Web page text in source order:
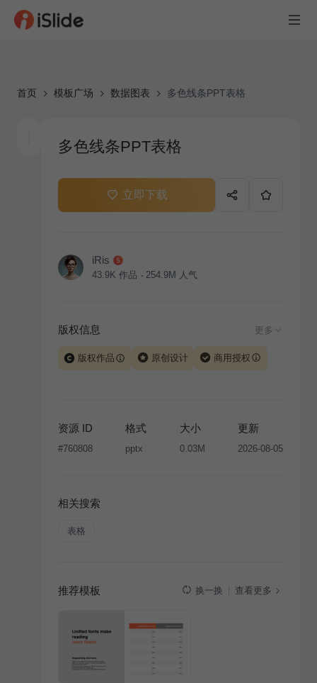
首页 模板广场 数据图表 多色线条PPT表格
多色线条PPT表格
立即下载
iRis
43.9K 作品 254.9M 人气
版权信息 更多
版权作品 原创设计 商用授权
版权声明
条款，禁止任何形式的转让、出售或出租，未
经投权许可任何人不得擅自转载和分发，否则将接照我
资源 ID
#760808
格式
pptx
大小
0.03M
更新
2026-08-05
相关搜索
表格
推荐模板 换一换 查看更多